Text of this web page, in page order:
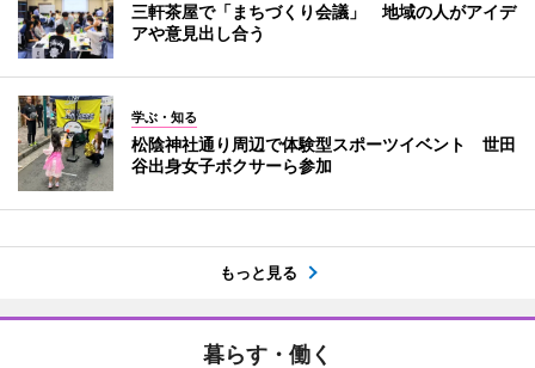
三軒茶屋で「まちづくり会議」 地域の人がアイデ
アや意見出し合う
学ぶ・知る
松陰神社通り周辺で体験型スポーツイベント 世田
谷出身女子ボクサーら参加
もっと見る
暮らす・働く